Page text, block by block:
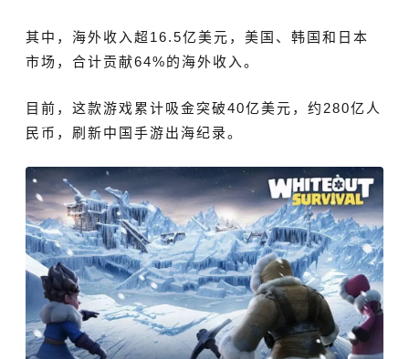
其中，海外收入超16.5亿美元，美国、韩国和日本
市场，合计贡献64%的海外收入。
目前，这款游戏累计吸金突破40亿美元，约280亿人
民币，刷新中国手游出海纪录。